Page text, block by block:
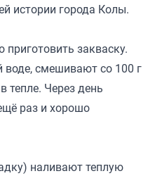
истории города Колы.
закваску.
смешивают со 100 г
тепле. Через день
раз и хорошо
наливают теплую